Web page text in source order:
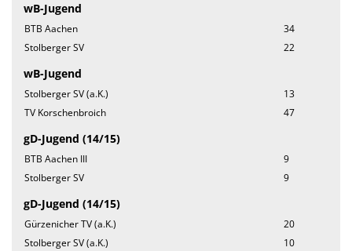
wB-Jugend
BTB Aachen
34
Stolberger SV
22
wB-Jugend
Stolberger SV (a.K.)
13
TV Korschenbroich
47
gD-Jugend (14/15)
BTB Aachen III
9
Stolberger SV
9
gD-Jugend (14/15)
Gürzenicher TV (a.K.)
20
Stolberger SV (a.K.)
10